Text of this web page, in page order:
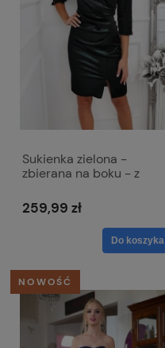
Sukienka zielona -
zbierana na boku - z
259,99 zł
Do koszyka
NOWOŚĆ